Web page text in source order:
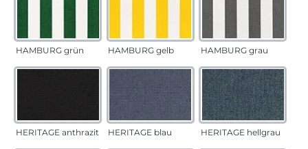
HAMBURG grün HAMBURG gelb HAMBURG grau
HERITAGE anthrazit HERITAGE blau HERITAGE hellgrau